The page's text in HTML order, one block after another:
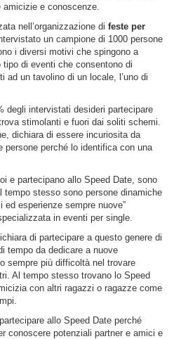
amicizie e conoscenze.
nell’organizzazione di feste per
un campione di 1000 persone
i diversi motivi che spingono a
di eventi che consentono di
ad un tavolino di un locale, l’uno di
degli intervistati desideri partecipare
stimolanti e fuori dai soliti schemi.
dichiara di essere incuriosita da
persone perché lo identifica con una
e partecipano allo Speed Date, sono
tempo stesso sono persone dinamiche
esperienze sempre nuove”
in eventi per single.
di partecipare a questo genere di
tempo da dedicare a nuove
sempre più difficoltà nel trovare
Al tempo stesso trovano lo Speed
con altri ragazzi o ragazze come
allo Speed Date perché
conoscere potenziali partner e amici e